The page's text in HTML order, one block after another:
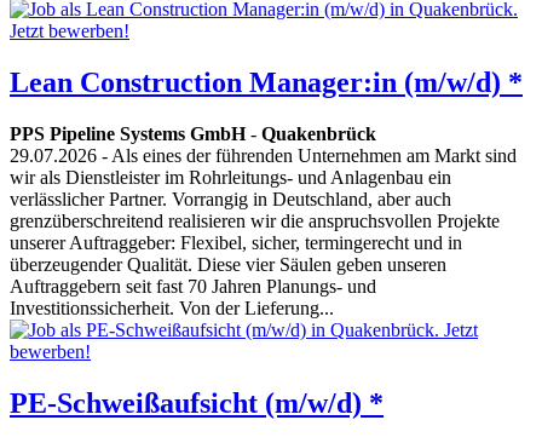
Lean Construction Manager:in (m/w/d) *
PPS Pipeline Systems GmbH- Quakenbrück
29.07.2026 - Als eines der führenden Unternehmen am Markt sind
wir als Dienstleister im Rohrleitungs- und Anlagenbau ein
verlässlicher Partner. Vorrangig in Deutschland, aber auch
grenzüberschreitend realisieren wir die anspruchsvollen Projekte
unserer Auftraggeber: Flexibel, sicher, termingerecht und in
überzeugender Qualität. Diese vier Säulen geben unseren
Auftraggebern seit fast 70 Jahren Planungs- und
Investitionssicherheit. Von der Lieferung...
PE-Schweißaufsicht (m/w/d) *